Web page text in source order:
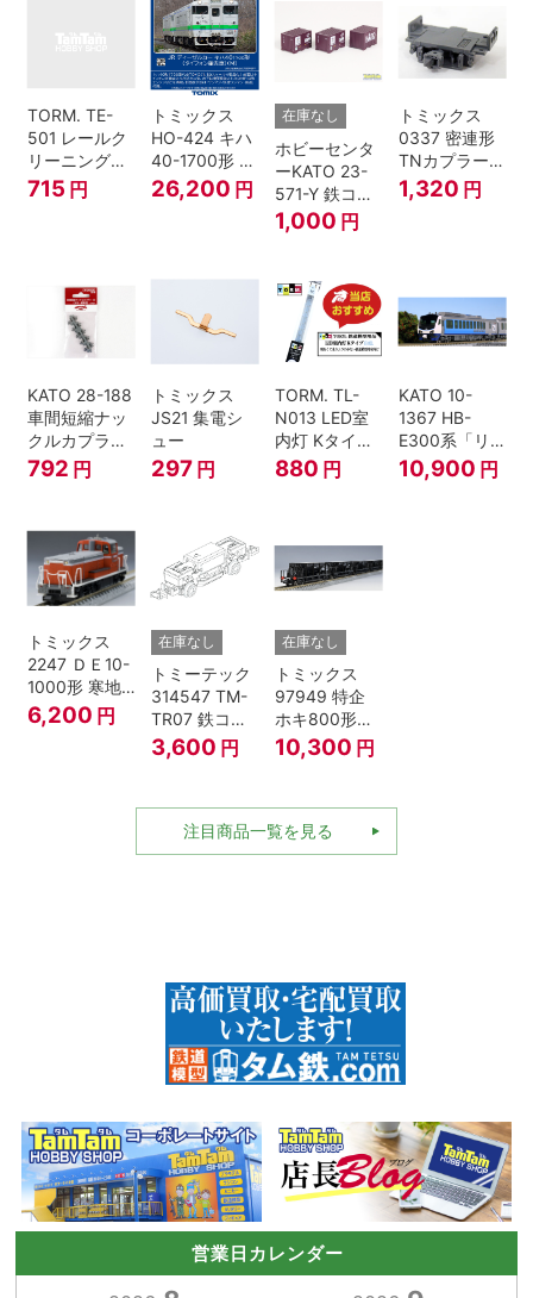
TORM. TE-
501 レールク
リーニングリ
キッド 100ml
715 円
トミックス
HO-424 キハ
40-1700形 タ
イフォン撤去
車 M HOゲー
26,200 円
在庫なし
ホビーセンタ
ーKATO 23-
571-Y 鉄コン
2021コンテナ
3個セット N
1,000 円
トミックス
0337 密連形
TNカプラー
(6個入・SPタ
イプ)
1,320 円
KATO 28-188
車間短縮ナッ
クルカプラー
灰 (ボギー貨
792 円
トミックス
JS21 集電シ
ュー
297 円
TORM. TL-
N013 LED室
内灯 Kタイ
プ・白色 1本
鉄道模型
880 円
KATO 10-
1367 HB-
E300系「リ
ゾートしらか
み・青池編
10,900 円
トミックス
2247 ＤＥ10-
1000形 寒地
型･高崎車両
センター Nゲ
6,200 円
在庫なし
トミーテック
314547 TM-
TR07 鉄コレ
動力ユニット
2軸車用
3,600 円
在庫なし
トミックス
97949 特企
ホキ800形貨
車 ＪＲ東日本
仕様タイプ 8
ージ
10,300 円
注目商品一覧を見る
営業日カレンダー